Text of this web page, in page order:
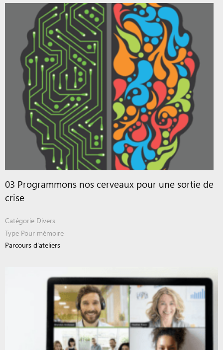
03 Programmons nos cerveaux pour une sortie de
crise
Catégorie Divers
Type Pour mémoire
Parcours d'ateliers